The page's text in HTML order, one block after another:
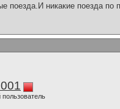
поезда.И никакие поезда по